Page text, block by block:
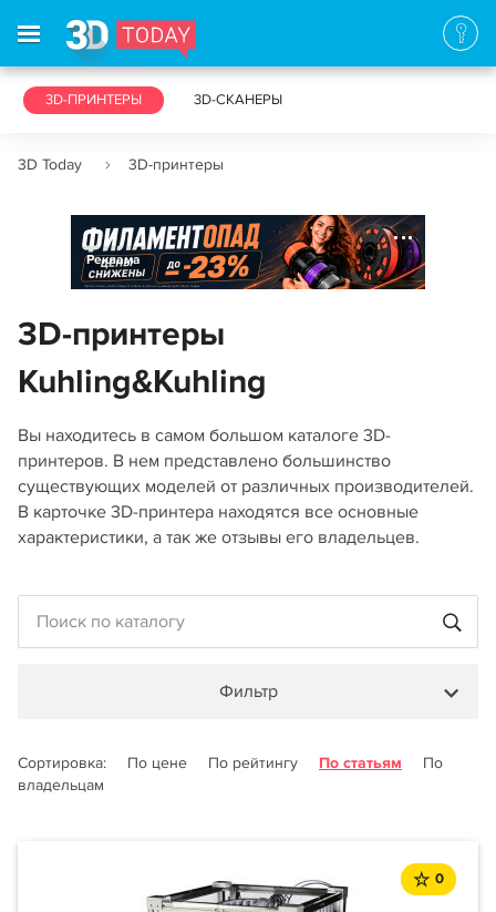
3D-ПРИНТЕРЫ 3D-СКАНЕРЫ
3D Today 3D-принтеры
Реклама
3D-принтеры
Kuhling&Kuhling
Вы находитесь в самом большом каталоге 3D-
принтеров. В нем представлено большинство
существующих моделей от различных производителей.
В карточке 3D-принтера находятся все основные
характеристики, а так же отзывы его владельцев.
Фильтр
Сортировка: По цене По рейтингу По статьям
По
владельцам
0